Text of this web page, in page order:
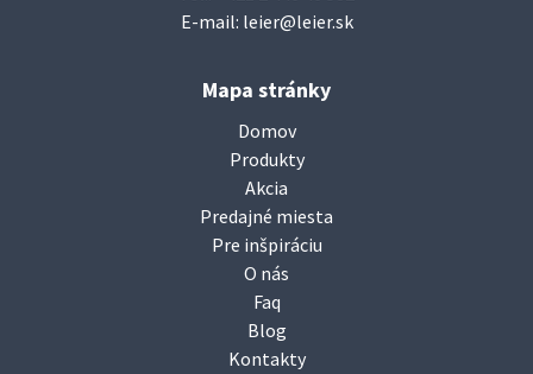
E-mail: leier@leier.sk
Mapa stránky
Domov
Produkty
Akcia
Predajné miesta
Pre inšpiráciu
O nás
Faq
Blog
Kontakty